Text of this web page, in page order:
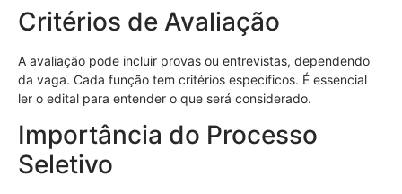
Critérios de Avaliação
A avaliação pode incluir provas ou entrevistas, dependendo
da vaga. Cada função tem critérios específicos. É essencial
ler o edital para entender o que será considerado.
Importância do Processo
Seletivo